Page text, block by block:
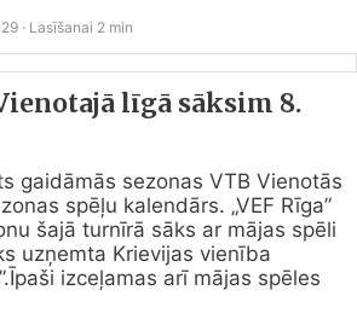
· Lasīšanai 2 min
līgā sāksim 8.
gaidāmās sezonas VTB Vienotās
spēļu kalendārs. „VEF Rīga”
šajā turnīrā sāks ar mājas spēli
uzņemta Krievijas vienība
izceļamas arī mājas spēles